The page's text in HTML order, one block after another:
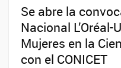
Se abre la
Nacional L’Oréal-
Mujeres en la
con el CONICET